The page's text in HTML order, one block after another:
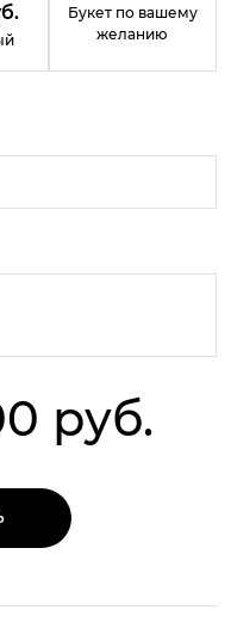
Букет по вашему
желанию
руб.